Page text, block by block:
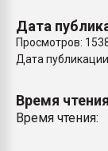
Дата
Просмотров:
Дата
Время чтения
Время чтения: